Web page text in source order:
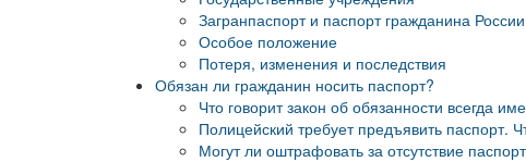
Загранпаспорт и паспорт гражданина России
Особое положение
Потеря, изменения и последствия
Обязан ли гражданин носить паспорт?
Что говорит закон об обязанности всегда
Полицейский требует предъявить паспорт.
Могут ли оштрафовать за отсутствие